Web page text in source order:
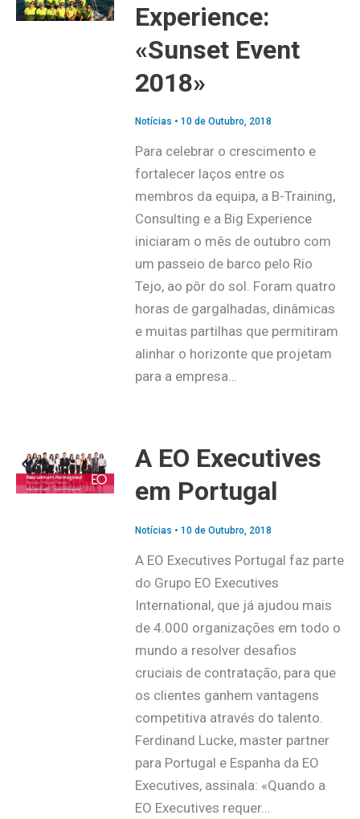
Experience:
«Sunset Event
2018»
Notícias • 10 de Outubro, 2018
Para celebrar o crescimento e
fortalecer laços entre os
membros da equipa, a B-Training,
Consulting e a Big Experience
iniciaram o mês de outubro com
um passeio de barco pelo Rio
Tejo, ao pôr do sol. Foram quatro
horas de gargalhadas, dinâmicas
e muitas partilhas que permitiram
alinhar o horizonte que projetam
para a empresa…
A EO Executives
em Portugal
Notícias • 10 de Outubro, 2018
A EO Executives Portugal faz parte
do Grupo EO Executives
International, que já ajudou mais
de 4.000 organizações em todo o
mundo a resolver desafios
cruciais de contratação, para que
os clientes ganhem vantagens
competitiva através do talento.
Ferdinand Lucke, master partner
para Portugal e Espanha da EO
Executives, assinala: «Quando a
EO Executives requer…